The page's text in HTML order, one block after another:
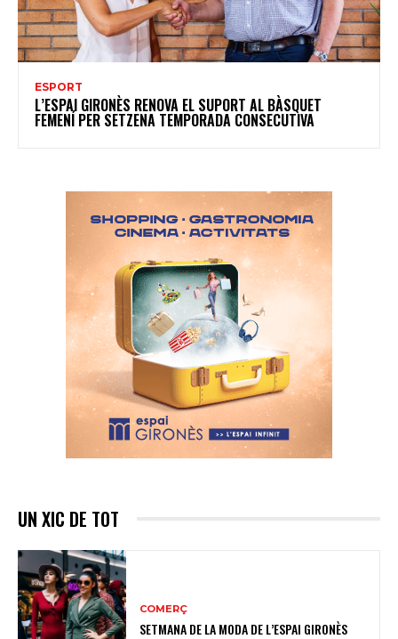
ESPORT
L’ESPAI GIRONÈS RENOVA EL SUPORT AL BÀSQUET
FEMENÍ PER SETZENA TEMPORADA CONSECUTIVA
UN XIC DE TOT
COMERÇ
SETMANA DE LA MODA DE L’ESPAI GIRONÈS